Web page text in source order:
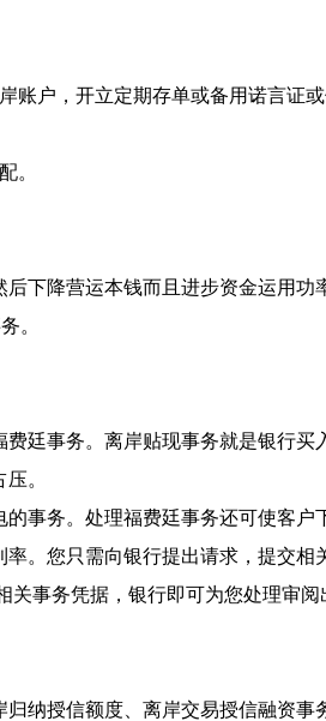
账户，开立定期存单或备用诺言证
。
下降营运本钱而且进步资金运用
。
廷事务。离岸贴现事务就是银行
。
事务。处理福费廷事务还可使客
。您只需向银行提出请求，提交相
事务凭据，银行即可为您处理审
纳授信额度、离岸交易授信融资